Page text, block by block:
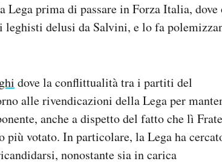
prima di passare in Forza Italia, dove
delusi da Salvini, e lo fa
dove la conflittualità tra i partiti del
alle rivendicazioni della Lega per
anche a dispetto del fatto che lì
votato. In particolare, la Lega ha
nonostante sia in carica